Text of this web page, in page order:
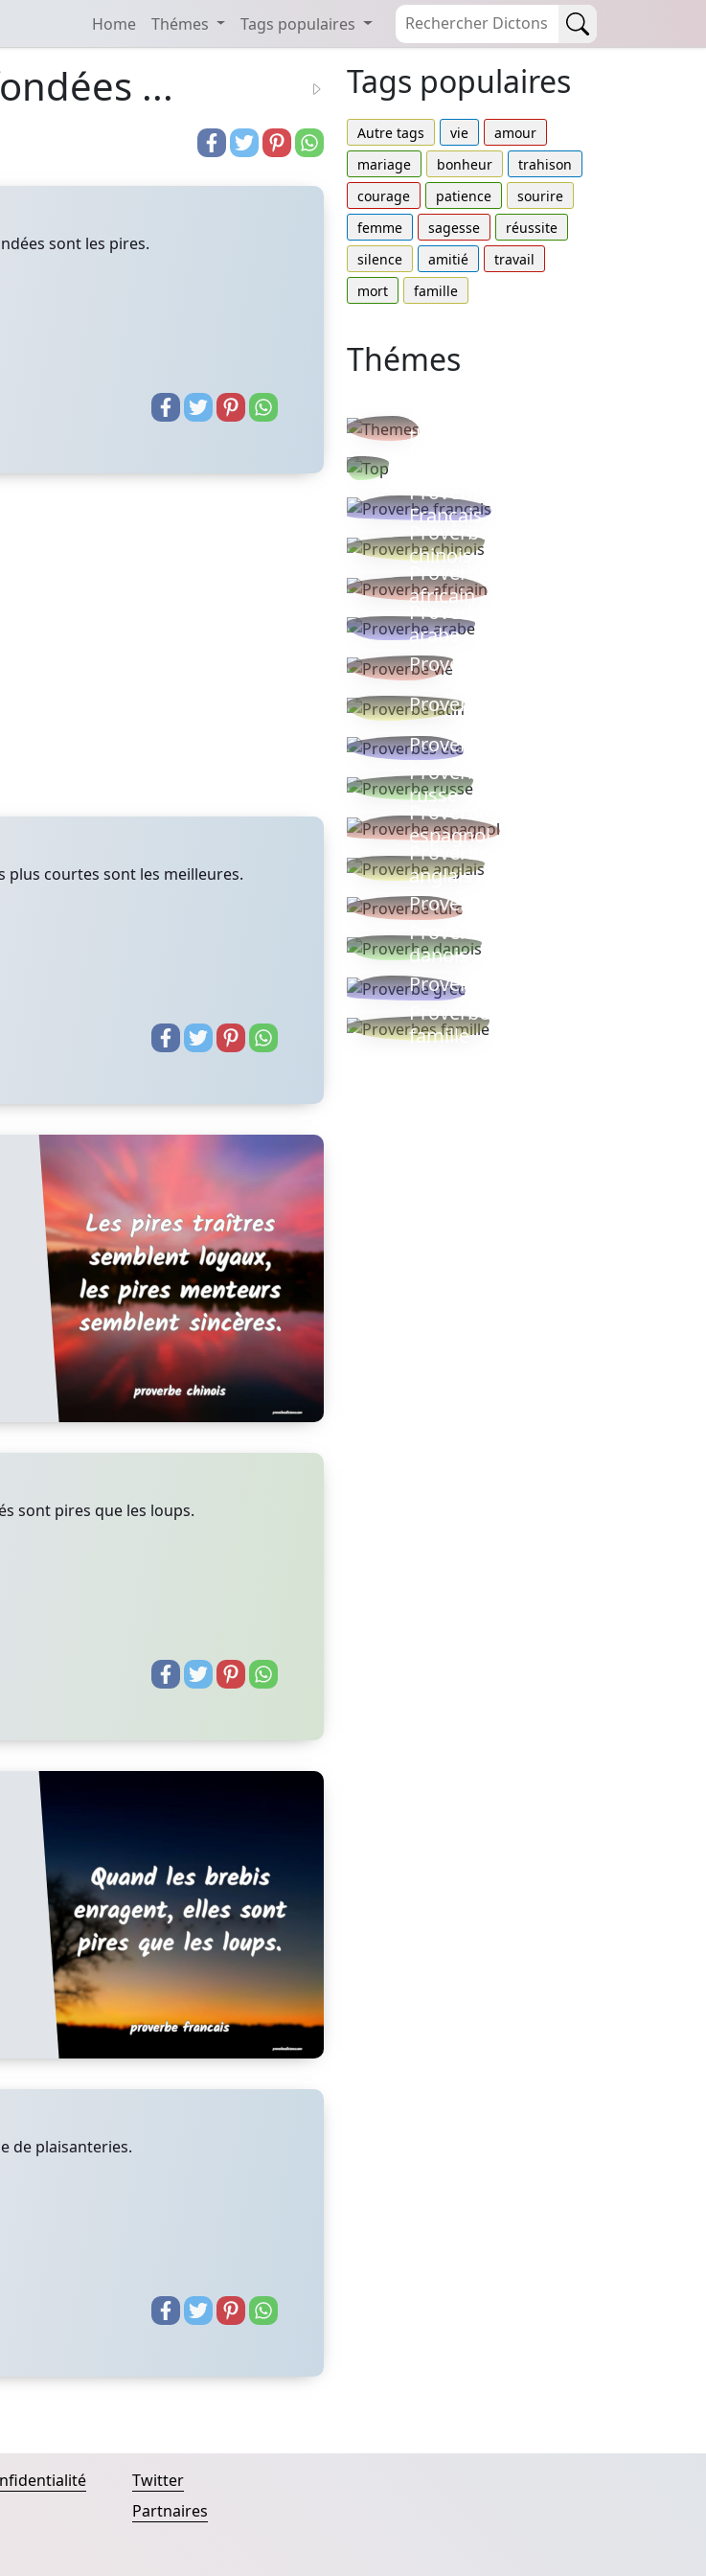
Home Thémes Tags populaires
...
sont les pires.
plus courtes sont les meilleures.
sont pires que les loups.
de plaisanteries.
Tags populaires
Autre tags vie
amour
mariage
bonheur
trahison
courage
patience
sourire
femme
sagesse
réussite
silence
amitié
travail
mort
famille
Thémes
thèmes
Proverbe
Français
Proverbe
chinois
Proverbe
africain
Proverbe
arabe
Proverbe vie
Proverbe latin
Proverbes ete
Proverbe
russe
Proverbe
espagnol
Proverbe
anglais
Proverbe turc
Proverbe
danois
Proverbe grec
Proverbes
famille
Twitter
Partnaires